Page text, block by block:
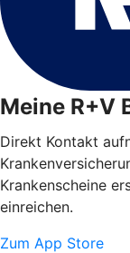
Meine R+V
Direkt Kontakt
Krankenscheine
einreichen.
Zum App Store